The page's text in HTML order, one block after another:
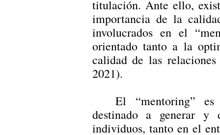
titulación. Ante ello,
importancia de la
involucrados en el
orientado tanto a la
calidad de las
2021).
El “mentoring”
destinado a generar y
individuos, tanto en el